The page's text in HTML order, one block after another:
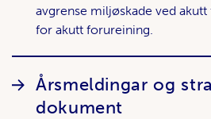
avgrense miljøskade ved
for akutt forureining.
Årsmeldingar og
dokument